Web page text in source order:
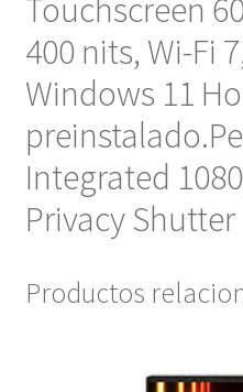
Touchscreen
400 nits, Wi-Fi
Windows 11
Integrated
Privacy Shutter
Productos